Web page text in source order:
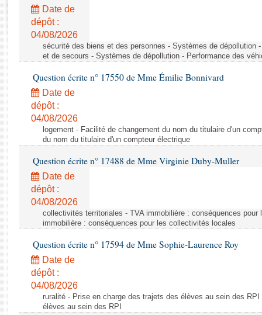
Rapports législatifs
Rapports sur l'application des lois
Baromètre de l’application des lois
Dossiers législatifs
Budget et sécurité sociale
Questions écrites et orales
Comptes rendus des débats
Date de
dépôt :
04/08/2026
sécurité des biens et des personnes - Systèmes de dépollution
et de secours - Systèmes de dépollution - Performance des
Question écrite n° 17550 de Mme Émilie Bonnivard
Date de
dépôt :
04/08/2026
logement - Facilité de changement du nom du titulaire d'un
du nom du titulaire d'un compteur électrique
Question écrite n° 17488 de Mme Virginie Duby-Muller
Date de
dépôt :
04/08/2026
collectivités territoriales - TVA immobilière : conséquences
immobilière : conséquences pour les collectivités locales
Question écrite n° 17594 de Mme Sophie-Laurence Roy
Date de
dépôt :
04/08/2026
ruralité - Prise en charge des trajets des élèves au sein des
élèves au sein des RPI